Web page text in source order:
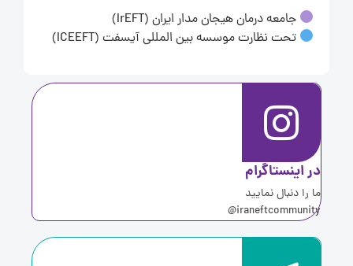
جامعه درمان هیجان مدار ایران (IrEFT)
تحت نظارت موسسه بین المللی آیسفت (ICEEFT)
اینستاگرام
را دنبال نمایید